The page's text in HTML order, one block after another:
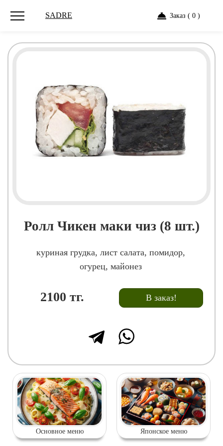
SADRE Заказ ( 0 )
Ролл Чикен маки чиз (8 шт.)
куриная грудка, лист салата, помидор,
огурец, майонез
2100 тг. В заказ!
Основное меню Японское меню